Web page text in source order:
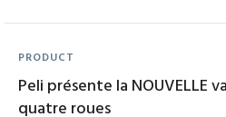
PRODUCT
Peli présente la NOUVELLE
quatre roues